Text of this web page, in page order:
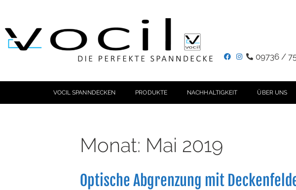
09736 /
VOCIL SPANNDECKEN PRODUKTE NACHHALTIGKEIT ÜBER UNS
Monat: Mai 2019
Optische Abgrenzung mit